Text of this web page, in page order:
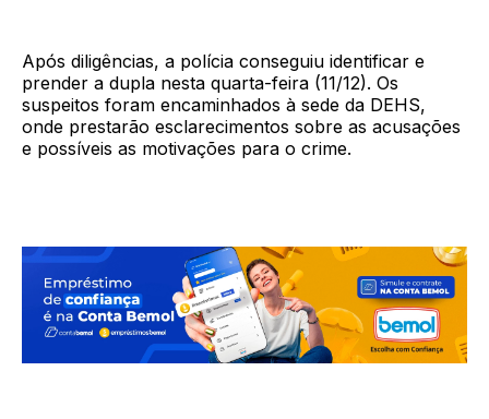
Após diligências, a polícia conseguiu identificar e
prender a dupla nesta quarta-feira (11/12). Os
suspeitos foram encaminhados à sede da DEHS,
onde prestarão esclarecimentos sobre as acusações
e possíveis as motivações para o crime.